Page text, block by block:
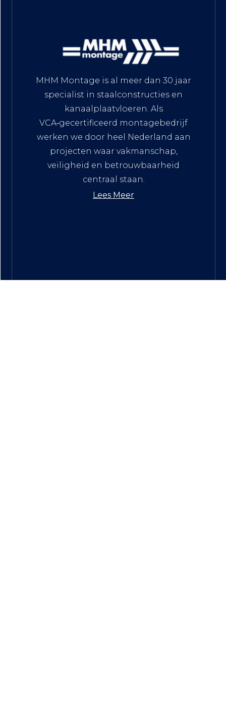
MHM Montage is al meer dan 30 jaar
specialist in staalconstructies en
kanaalplaatvloeren. Als
VCA‑gecertificeerd montagebedrijf
werken we door heel Nederland aan
projecten waar vakmanschap,
veiligheid en betrouwbaarheid
centraal staan.
Lees Meer